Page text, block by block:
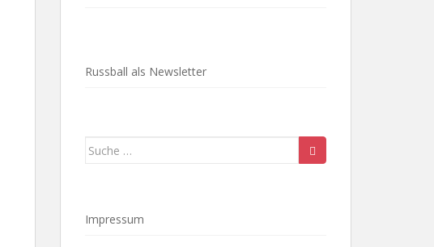
Russball als Newsletter
Suche
Impressum